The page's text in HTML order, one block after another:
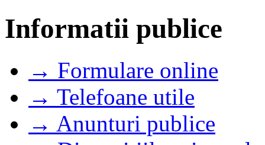
Informatii publice
→ Formulare online
→ Telefoane utile
→ Anunturi publice